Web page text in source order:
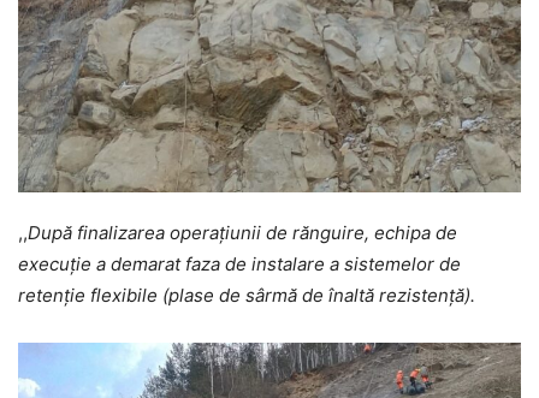
,,După finalizarea operațiunii de rănguire, echipa de
execuție a demarat faza de instalare a sistemelor de
retenție flexibile (plase de sârmă de înaltă rezistență).